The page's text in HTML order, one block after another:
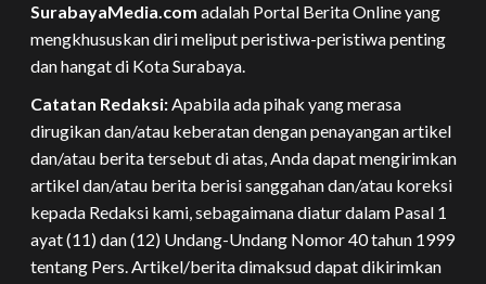
SurabayaMedia.com adalah Portal Berita Online yang
mengkhususkan diri meliput peristiwa-peristiwa penting
dan hangat di Kota Surabaya.
Catatan Redaksi:Apabila ada pihak yang merasa
dirugikan dan/atau keberatan dengan penayangan artikel
dan/atau berita tersebut di atas, Anda dapat mengirimkan
artikel dan/atau berita berisi sanggahan dan/atau koreksi
kepada Redaksi kami, sebagaimana diatur dalam Pasal 1
ayat (11) dan (12) Undang-Undang Nomor 40 tahun 1999
tentang Pers. Artikel/berita dimaksud dapat dikirimkan